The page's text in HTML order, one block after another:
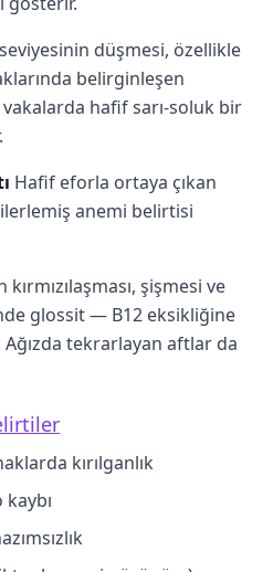
seviyesinin düşmesi, özellikle
belirginleşen
vakalarda hafif sarı-soluk bir
Hafif eforla ortaya çıkan
ilerlemiş anemi belirtisi
kırmızılaşması, şişmesi ve
glossit — B12 eksikliğine
tekrarlayan aftlar da
kırılganlık